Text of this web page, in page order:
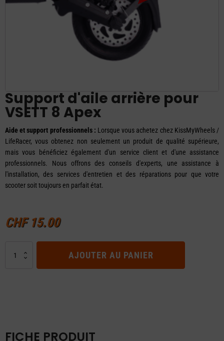
Support d'aile arrière pour
VSETT 8 Apex
Aide et support professionnels : Lorsque vous achetez chez KissMyWheels /
LifeRacer, vous obtenez non seulement un produit de qualité supérieure,
mais vous bénéficiez également d'un service client et d'une assistance
professionnels. Nous offrons des conseils d'experts, une assistance à
l'installation, des services d'entretien et des réparations pour que votre
scooter soit toujours en parfait état.
CHF15.00
Apex
AJOUTER AU PANIER
FICHE PRODUIT